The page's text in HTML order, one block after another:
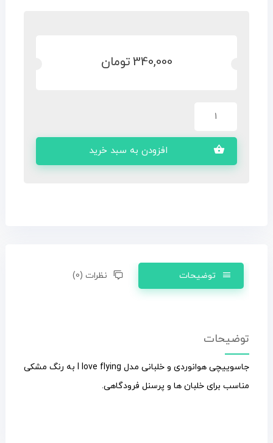
340,000تومان
افزودن به سبد خرید
توضیحات نظرات (0)
توضیحات
جاسوییچی هوانوردی و خلبانی مدل I love flying به رنگ مشکی
مناسب برای خلبان ها و پرسنل فرودگاهی.